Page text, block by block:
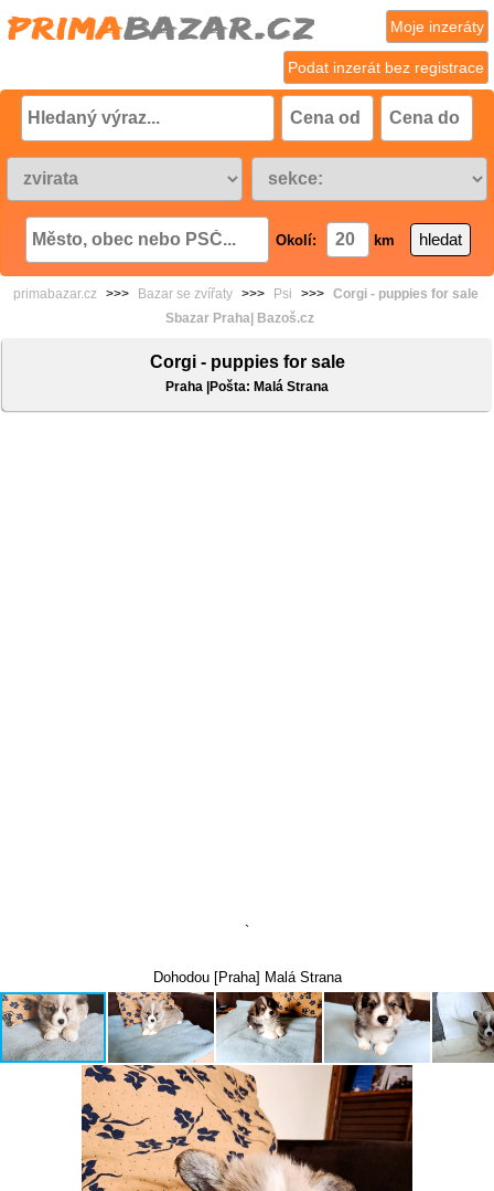
Podat inzerát bez registrace
Moje inzeráty
Okolí: km
primabazar.cz >>> Bazar se zvířaty >>> Psi >>> Corgi - puppies for sale
Sbazar Praha| Bazoš.cz
Corgi - puppies for sale
Praha |Pošta: Malá Strana
`
Dohodou [Praha] Malá Strana